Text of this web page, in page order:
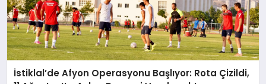
İstiklal’de Afyon Operasyonu Başlıyor: Rota Çizildi,